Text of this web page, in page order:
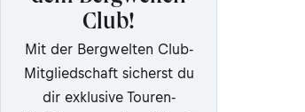
Club!
Mit der Bergwelten Club-
Mitgliedschaft sicherst du
dir exklusive Touren-